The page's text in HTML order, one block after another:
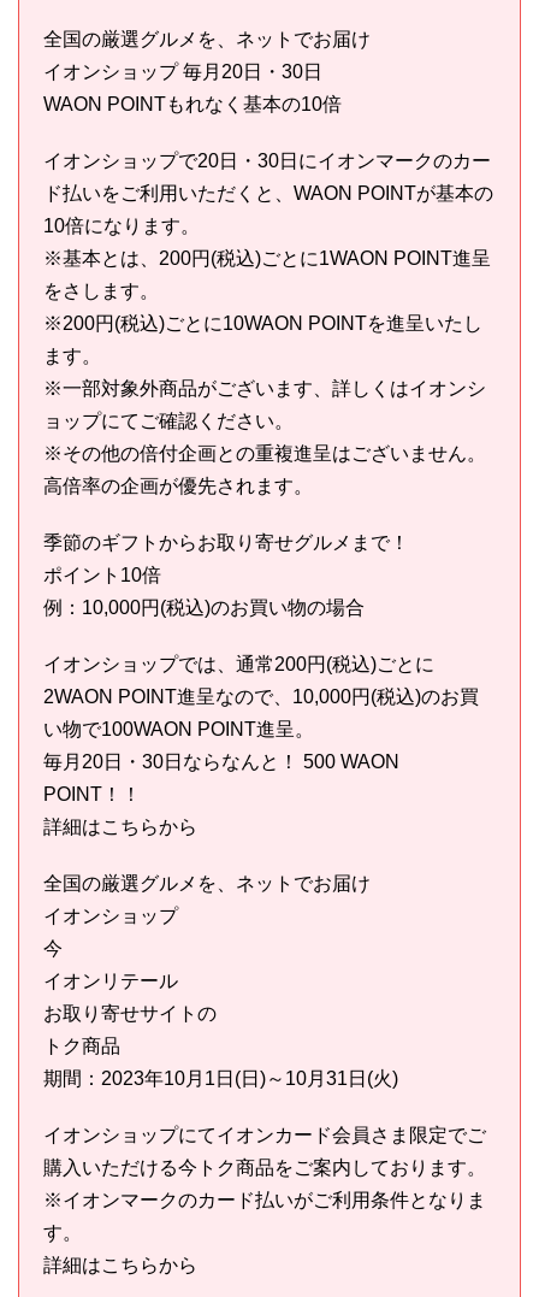
全国の厳選グルメを、ネットでお届け
イオンショップ 毎月20日・30日
WAON POINTもれなく基本の10倍
イオンショップで20日・30日にイオンマークのカー
ド払いをご利用いただくと、WAON POINTが基本の
10倍になります。
※基本とは、200円(税込)ごとに1WAON POINT進呈
をさします。
※200円(税込)ごとに10WAON POINTを進呈いたし
ます。
※一部対象外商品がございます、詳しくはイオンシ
ョップにてご確認ください。
※その他の倍付企画との重複進呈はございません。
高倍率の企画が優先されます。
季節のギフトからお取り寄せグルメまで！
ポイント10倍
例：10,000円(税込)のお買い物の場合
イオンショップでは、通常200円(税込)ごとに
2WAON POINT進呈なので、10,000円(税込)のお買
い物で100WAON POINT進呈。
毎月20日・30日ならなんと！ 500 WAON
POINT！！
詳細はこちらから
全国の厳選グルメを、ネットでお届け
イオンショップ
今
イオンリテール
お取り寄せサイトの
トク商品
期間：2023年10月1日(日)～10月31日(火)
イオンショップにてイオンカード会員さま限定でご
購入いただける今トク商品をご案内しております。
※イオンマークのカード払いがご利用条件となりま
す。
詳細はこちらから